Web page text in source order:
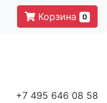
Корзина 0
+7 495 646 08 58